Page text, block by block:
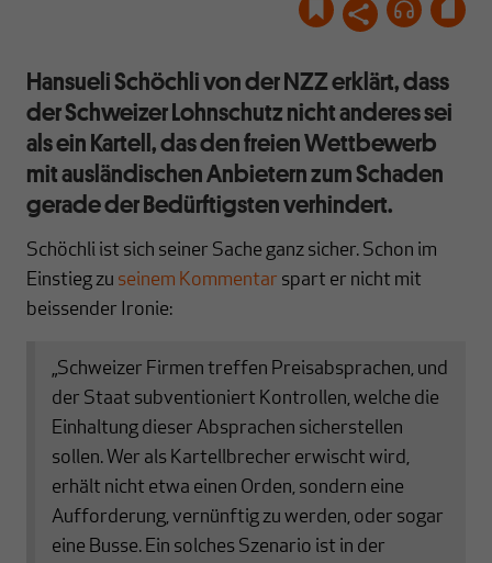
Hansueli Schöchli von der NZZ erklärt, dass
der Schweizer Lohnschutz nicht anderes sei
als ein Kartell, das den freien Wettbewerb
mit ausländischen Anbietern zum Schaden
gerade der Bedürftigsten verhindert.
Schöchli ist sich seiner Sache ganz sicher. Schon im
Einstieg zu seinem Kommentar spart er nicht mit
beissender Ironie:
„Schweizer Firmen treffen Preisabsprachen, und
der Staat subventioniert Kontrollen, welche die
Einhaltung dieser Absprachen sicherstellen
sollen. Wer als Kartellbrecher erwischt wird,
erhält nicht etwa einen Orden, sondern eine
Aufforderung, vernünftig zu werden, oder sogar
eine Busse. Ein solches Szenario ist in der